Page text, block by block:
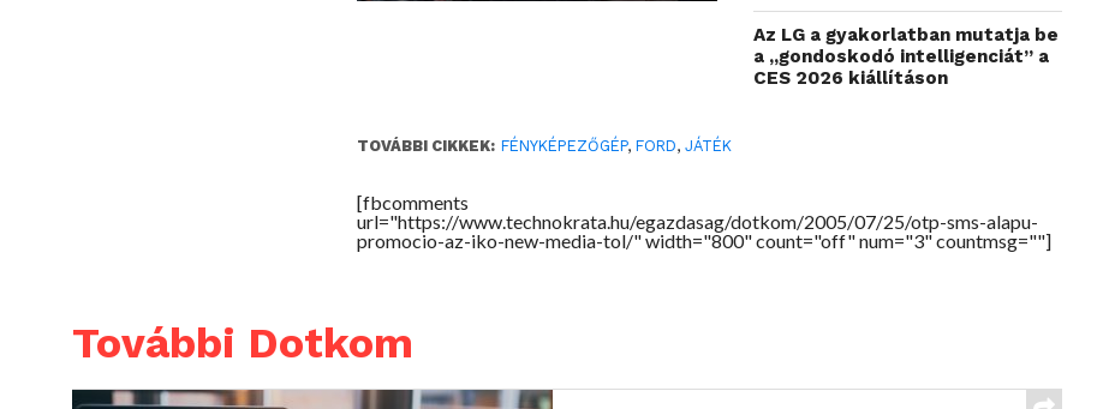
Az LG a gyakorlatban mutatja be
a „gondoskodó intelligenciát” a
CES 2026 kiállításon
TOVÁBBI CIKKEK: FÉNYKÉPEZŐGÉP,FORD,JÁTÉK
[fbcomments
url="https://www.technokrata.hu/egazdasag/dotkom/2005/07/25/otp-sms-alapu-
promocio-az-iko-new-media-tol/" width="800" count="off" num="3" countmsg=""]
További Dotkom